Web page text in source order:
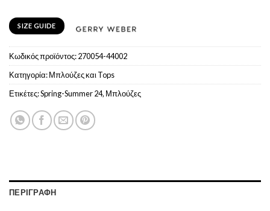
SIZE GUIDE
Κωδικός προϊόντος:270054-44002
Κατηγορία:Μπλούζες και Tops
Ετικέτες:Spring-Summer 24, Μπλούζες
ΠΕΡΙΓΡΑΦΉ